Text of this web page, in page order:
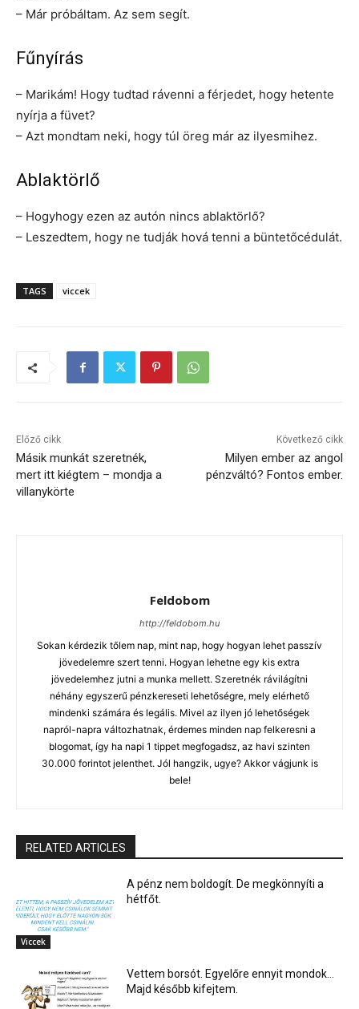
– Már próbáltam. Az sem segít.
Fűnyírás
– Marikám! Hogy tudtad rávenni a férjedet, hogy hetente
nyírja a füvet?
– Azt mondtam neki, hogy túl öreg már az ilyesmihez.
Ablaktörlő
– Hogyhogy ezen az autón nincs ablaktörlő?
– Leszedtem, hogy ne tudják hová tenni a büntetőcédulát.
TAGS viccek
Előző cikk
Másik munkát szeretnék,
mert itt kiégtem – mondja a
villanykörte
Következő cikk
Milyen ember az angol
pénzváltó? Fontos ember.
Feldobom
http://feldobom.hu
Sokan kérdezik tőlem nap, mint nap, hogy hogyan lehet passzív
jövedelemre szert tenni. Hogyan lehetne egy kis extra
jövedelemhez jutni a munka mellett. Szeretnék rávilágítni
néhány egyszerű pénzkereseti lehetőségre, mely elérhető
mindenki számára és legális. Mivel az ilyen jó lehetőségek
napról-napra változhatnak, érdemes minden nap felkeresni a
blogomat, így ha napi 1 tippet megfogadsz, az havi szinten
30.000 forintot jelenthet. Jól hangzik, ugye? Akkor vágjunk is
bele!
RELATED ARTICLES
Viccek
A pénz nem boldogít. De megkönnyíti a
hétfőt.
Vettem borsót. Egyelőre ennyit mondok…
Majd később kifejtem.